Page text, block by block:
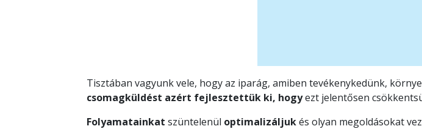
Tisztában vagyunk vele, hogy az iparág, amiben tevékenykedünk,
csomagküldést azért fejlesztettük ki, hogyezt jelentősen
Folyamatainkat szüntelenül optimalizáljukés olyan megoldásokat